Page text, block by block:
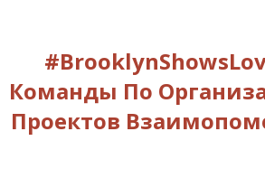
Команды По
Проектов